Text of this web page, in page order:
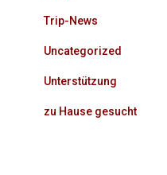
Trip-News
Uncategorized
Unterstützung
zu Hause gesucht